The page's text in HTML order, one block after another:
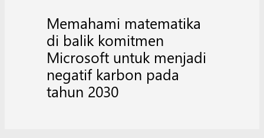
Memahami matematika
di balik komitmen
Microsoft untuk menjadi
negatif karbon pada
tahun 2030